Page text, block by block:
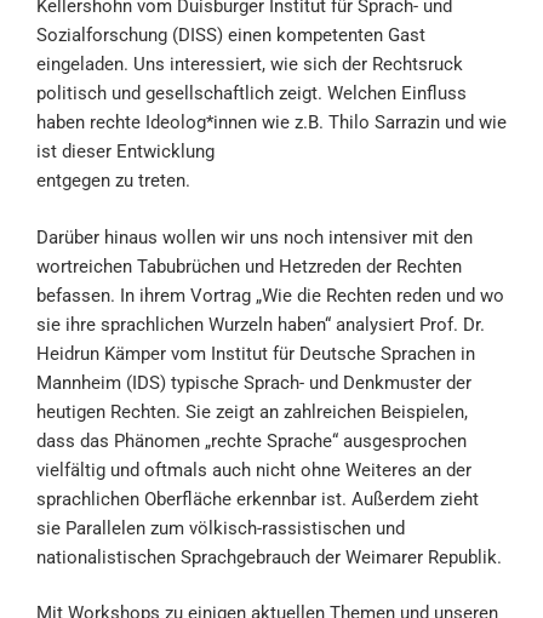
Kellershohn vom Duisburger Institut für Sprach- und
Sozialforschung (DISS) einen kompetenten Gast
eingeladen. Uns interessiert, wie sich der Rechtsruck
politisch und gesellschaftlich zeigt. Welchen Einfluss
haben rechte Ideolog*innen wie z.B. Thilo Sarrazin und wie
ist dieser Entwicklung
entgegen zu treten.
Darüber hinaus wollen wir uns noch intensiver mit den
wortreichen Tabubrüchen und Hetzreden der Rechten
befassen. In ihrem Vortrag „Wie die Rechten reden und wo
sie ihre sprachlichen Wurzeln haben“ analysiert Prof. Dr.
Heidrun Kämper vom Institut für Deutsche Sprachen in
Mannheim (IDS) typische Sprach- und Denkmuster der
heutigen Rechten. Sie zeigt an zahlreichen Beispielen,
dass das Phänomen „rechte Sprache“ ausgesprochen
vielfältig und oftmals auch nicht ohne Weiteres an der
sprachlichen Oberfläche erkennbar ist. Außerdem zieht
sie Parallelen zum völkisch-rassistischen und
nationalistischen Sprachgebrauch der Weimarer Republik.
Mit Workshops zu einigen aktuellen Themen und unseren